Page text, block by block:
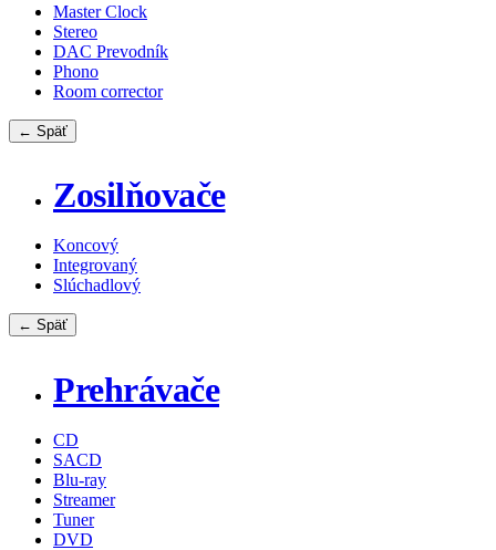
Master Clock
Stereo
DAC Prevodník
Phono
Room corrector
← Späť
Zosilňovače
Koncový
Integrovaný
Slúchadlový
← Späť
Prehrávače
CD
SACD
Blu-ray
Streamer
Tuner
DVD